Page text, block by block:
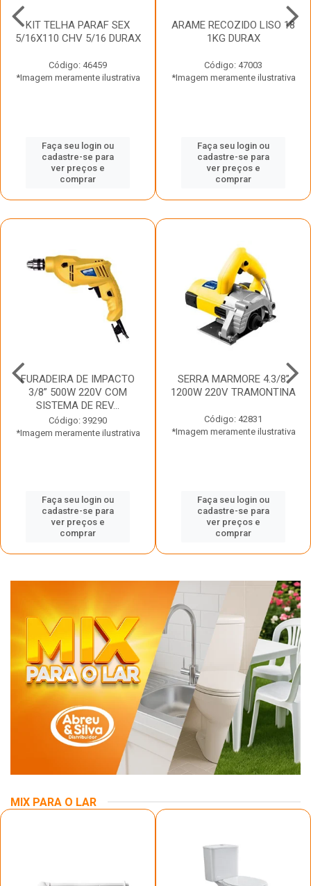
KIT TELHA PARAF SEX
5/16X110 CHV 5/16 DURAX
Código: 46459
*Imagem meramente ilustrativa
Faça seu login ou
cadastre-se para
ver preços e
comprar
ARAME RECOZIDO LISO 18
1KG DURAX
Código: 47003
*Imagem meramente ilustrativa
Faça seu login ou
cadastre-se para
ver preços e
comprar
FURADEIRA DE IMPACTO
3/8” 500W 220V COM
SISTEMA DE REV...
Código: 39290
*Imagem meramente ilustrativa
Faça seu login ou
cadastre-se para
ver preços e
comprar
SERRA MARMORE 4.3/8”
1200W 220V TRAMONTINA
Código: 42831
*Imagem meramente ilustrativa
Faça seu login ou
cadastre-se para
ver preços e
comprar
MIX PARA O LAR